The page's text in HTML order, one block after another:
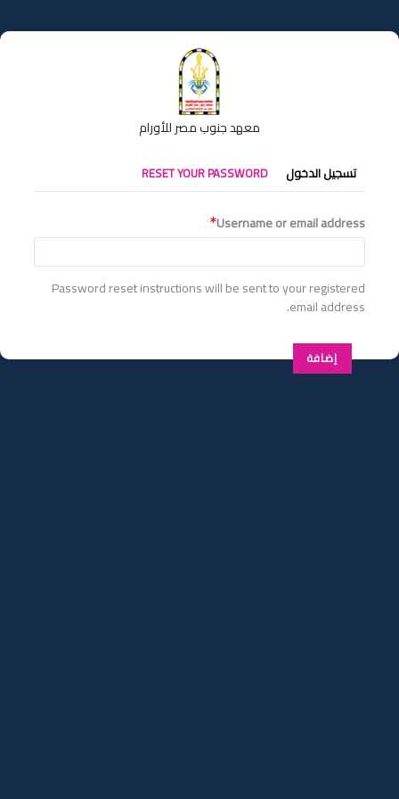
إلى
المحتوى
معهد جنوب مصر للأورام
التبويبات
الأساسية
تسجيل الدخول RESET YOUR PASSWORD
Username or email address
Password reset instructions will be sent to your registered
email address.